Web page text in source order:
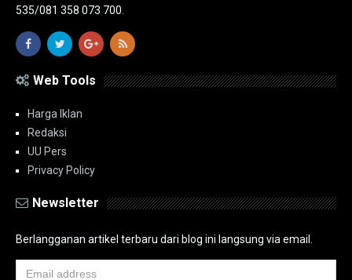
535/081 358 073 700.
Web Tools
Harga Iklan
Redaksi
UU Pers
Privacy Policy
Newsletter
Berlangganan artikel terbaru dari blog ini langsung via email.